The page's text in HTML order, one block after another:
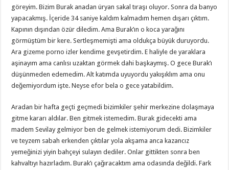
göreyim. Bizim Burak anadan üryan sakal tıraşı oluyor. Sonra da banyo
yapacakmış. İçeride 34 saniye kaldım kalmadım hemen dışarı çıktım.
Kapının dışından özür diledim. Ama Burak’ın o koca yarağını
görmüştüm bir kere. Sertleşmemişti ama oldukça büyük duruyordu.
Ara gizeme porno izler kendime gevşetirdim. E haliyle de yaraklara
aşinayım ama canlısı uzaktan görmek dahi başkaymış. O gece Burak’ı
düşünmeden edemedim. Alt katımda uyuyordu yakışıklım ama onu
değemiyordum işte. Neyse efor bela o gece yatabildim.
Aradan bir hafta geçti geçmedi bizimkiler şehir merkezine dolaşmaya
gitme kararı aldılar. Ben gitmek istemedim. Burak gidecekti ama
madem Sevilay gelmiyor ben de gelmek istemiyorum dedi. Bizimkiler
ve teyzem sabah erkenden çıktılar yola akşama anca kazancız
yemeğinizi yiyin bahçeyi sulayın dediler. Onlar gittikten sonra ben
kahvaltıyı hazırladım. Burak’ı çağıracaktım ama odasında değildi. Fark